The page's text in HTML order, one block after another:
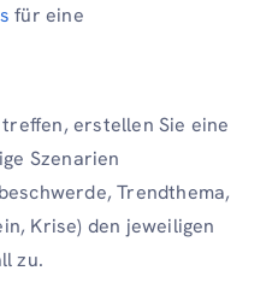
für eine
erstellen Sie eine
Szenarien
Trendthema,
Krise) den jeweiligen
zu.